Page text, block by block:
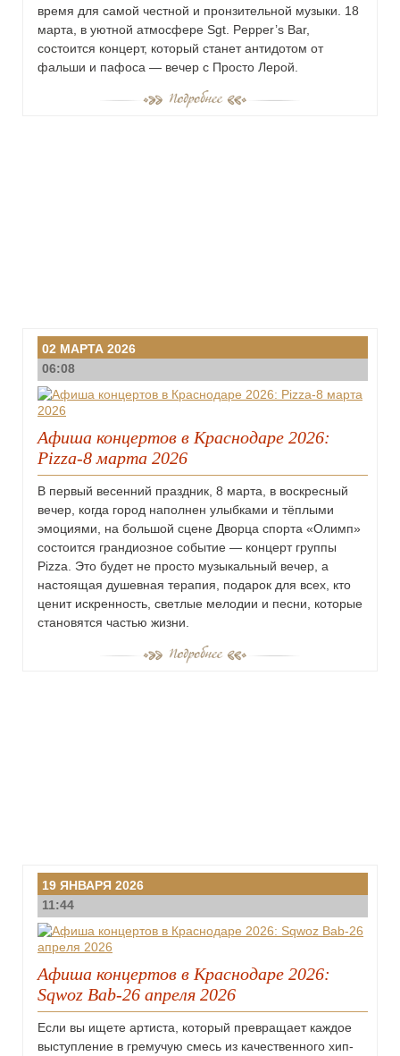
время для самой честной и пронзительной музыки. 18
марта, в уютной атмосфере Sgt. Pepper’s Bar,
состоится концерт, который станет антидотом от
фальши и пафоса — вечер с Просто Лерой.
02 МАРТА 2026
06:08
Афиша концертов в Краснодаре 2026:
Pizza-8 марта 2026
В первый весенний праздник, 8 марта, в воскресный
вечер, когда город наполнен улыбками и тёплыми
эмоциями, на большой сцене Дворца спорта «Олимп»
состоится грандиозное событие — концерт группы
Pizza. Это будет не просто музыкальный вечер, а
настоящая душевная терапия, подарок для всех, кто
ценит искренность, светлые мелодии и песни, которые
становятся частью жизни.
19 ЯНВАРЯ 2026
11:44
Афиша концертов в Краснодаре 2026:
Sqwoz Bab-26 апреля 2026
Если вы ищете артиста, который превращает каждое
выступление в гремучую смесь из качественного хип-